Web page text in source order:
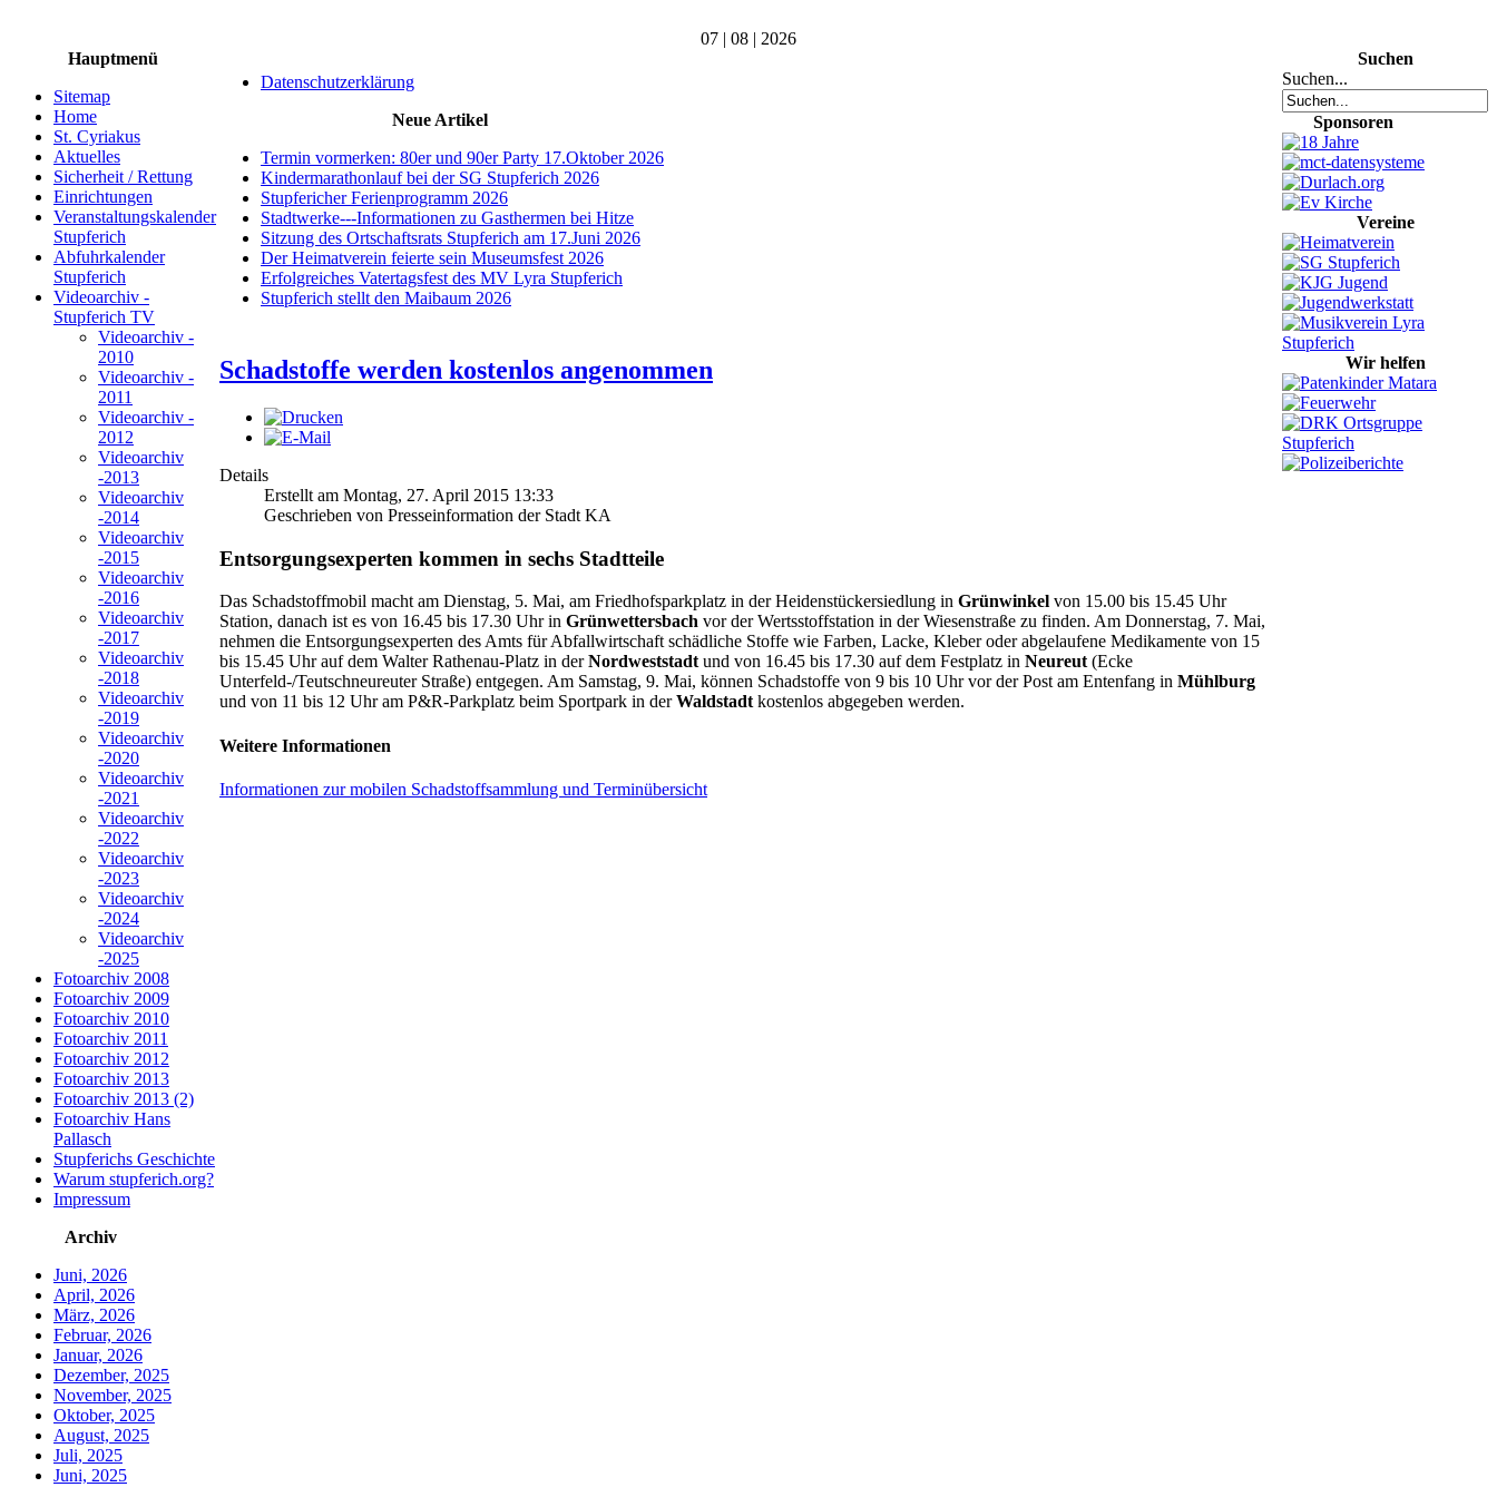
07 | 08 | 2026
Hauptmenü
Sitemap
Home
St. Cyriakus
Aktuelles
Sicherheit / Rettung
Einrichtungen
Veranstaltungskalender
Stupferich
Abfuhrkalender
Stupferich
Videoarchiv -
Stupferich TV
Videoarchiv -
2010
Videoarchiv -
2011
Videoarchiv -
2012
Videoarchiv
-2013
Videoarchiv
-2014
Videoarchiv
-2015
Videoarchiv
-2016
Videoarchiv
-2017
Videoarchiv
-2018
Videoarchiv
-2019
Videoarchiv
-2020
Videoarchiv
-2021
Videoarchiv
-2022
Videoarchiv
-2023
Videoarchiv
-2024
Videoarchiv
-2025
Fotoarchiv 2008
Fotoarchiv 2009
Fotoarchiv 2010
Fotoarchiv 2011
Fotoarchiv 2012
Fotoarchiv 2013
Fotoarchiv 2013 (2)
Fotoarchiv Hans
Pallasch
Stupferichs Geschichte
Warum stupferich.org?
Impressum
Archiv
Juni, 2026
April, 2026
März, 2026
Februar, 2026
Januar, 2026
Dezember, 2025
November, 2025
Oktober, 2025
August, 2025
Juli, 2025
Juni, 2025
Datenschutzerklärung
Neue Artikel
Termin vormerken: 80er und 90er Party 17.Oktober 2026
Kindermarathonlauf bei der SG Stupferich 2026
Stupfericher Ferienprogramm 2026
Stadtwerke---Informationen zu Gasthermen bei Hitze
Sitzung des Ortschaftsrats Stupferich am 17.Juni 2026
Der Heimatverein feierte sein Museumsfest 2026
Erfolgreiches Vatertagsfest des MV Lyra Stupferich
Stupferich stellt den Maibaum 2026
Schadstoffe werden kostenlos angenommen
Details
Erstellt am Montag, 27. April 2015 13:33
Geschrieben von Presseinformation der Stadt KA
Entsorgungsexperten kommen in sechs Stadtteile
Das Schadstoffmobil macht am Dienstag, 5. Mai, am Friedhofsparkplatz in der Heidenstückersiedlung in Grünwinkel von 15.00 bis 15.45 Uhr
Station, danach ist es von 16.45 bis 17.30 Uhr in Grünwettersbach vor der Wertsstoffstation in der Wiesenstraße zu finden. Am Donnerstag, 7. Mai,
nehmen die Entsorgungsexperten des Amts für Abfallwirtschaft schädliche Stoffe wie Farben, Lacke, Kleber oder abgelaufene Medikamente von 15
bis 15.45 Uhr auf dem Walter Rathenau-Platz in derNordweststadt und von 16.45 bis 17.30 auf dem Festplatz in Neureut (Ecke
Unterfeld-/Teutschneureuter Straße) entgegen. Am Samstag, 9. Mai, können Schadstoffe von 9 bis 10 Uhr vor der Post am Entenfang in Mühlburg
und von 11 bis 12 Uhr am P&R-Parkplatz beim Sportpark in derWaldstadt kostenlos abgegeben werden.
Weitere Informationen
Informationen zur mobilen Schadstoffsammlung und Terminübersicht
Suchen
Suchen...
Sponsoren
Vereine
Wir helfen